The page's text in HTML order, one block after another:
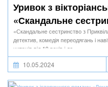
Уривок з
«Скандальне
роуд» Джулії Беррі
«Скандальне сестринство з
детектив, комедія переодягань і
читачів від 10 років і до ∞.
10.05.2024